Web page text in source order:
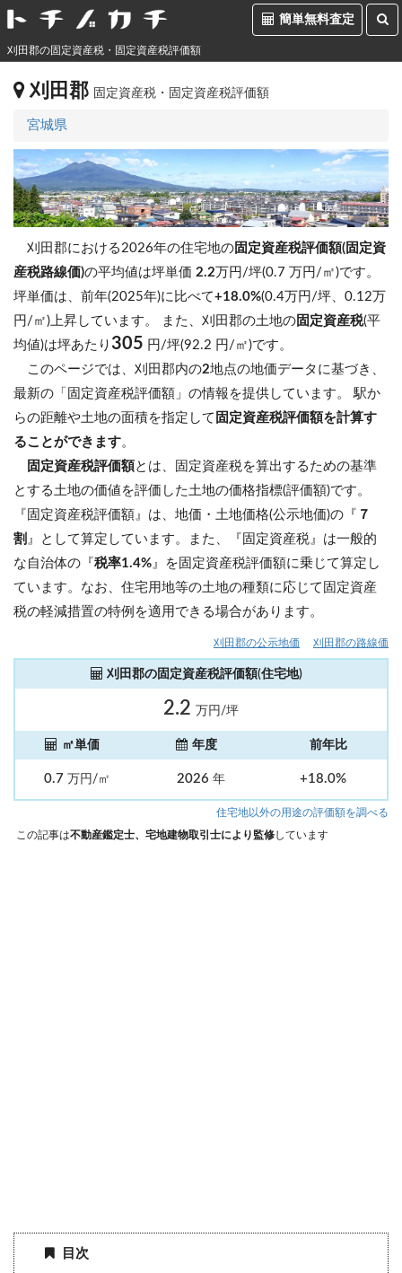
簡単無料査定
刈田郡の固定資産税・固定資産税評価額
刈田郡 固定資産税・固定資産税評価額
宮城県
刈田郡における2026年の住宅地の 固定資産税評価額(固定資
産税路線価)の平均値は坪単価 2.2万円/坪(0.7 万円/㎡)です。
坪単価は、前年(2025年)に比べて+18.0%(0.4万円/坪、0.12万
円/㎡)上昇しています。
また、刈田郡の土地の 固定資産税(平
均値)は坪あたり 305 円/坪(92.2 円/㎡)です。
このページでは、刈田郡内の2地点の地価データに基づき、
最新の「固定資産税評価額」の情報を提供しています。 駅か
らの距離や土地の面積を指定して 固定資産税評価額を計算す
ることができます。
固定資産税評価額とは、固定資産税を算出するための基準
とする土地の価値を評価した土地の価格指標(評価額)です。
『固定資産税評価額』は、地価・土地価格(公示地価)の『 ７
割 』として算定しています。また、『固定資産税』は一般的
な自治体の『税率1.4% 』を固定資産税評価額に乗じて算定し
ています。なお、住宅用地等の土地の種類に応じて固定資産
税の軽減措置の特例を適用できる場合があります。
刈田郡の公示地価 刈田郡の路線価
刈田郡の固定資産税評価額(住宅地)
2.2 万円/坪
㎡単価 年度 前年比
0.7 万円/㎡ 2026 年 +18.0%
住宅地以外の用途の評価額を調べる
この記事は不動産鑑定士、宅地建物取引士により監修しています
目次